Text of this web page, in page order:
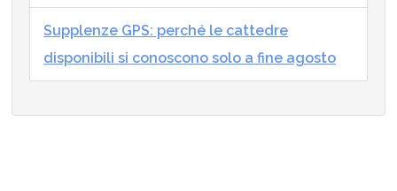
Supplenze GPS: perché le cattedre
disponibili si conoscono solo a fine agosto